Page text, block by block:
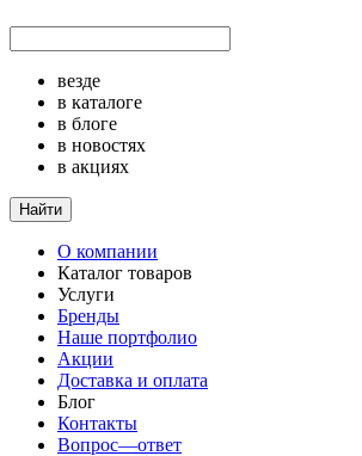
везде
в каталоге
в блоге
в новостях
в акциях
Найти
О компании
Каталог товаров
Услуги
Бренды
Наше портфолио
Акции
Доставка и оплата
Блог
Контакты
Вопрос—ответ